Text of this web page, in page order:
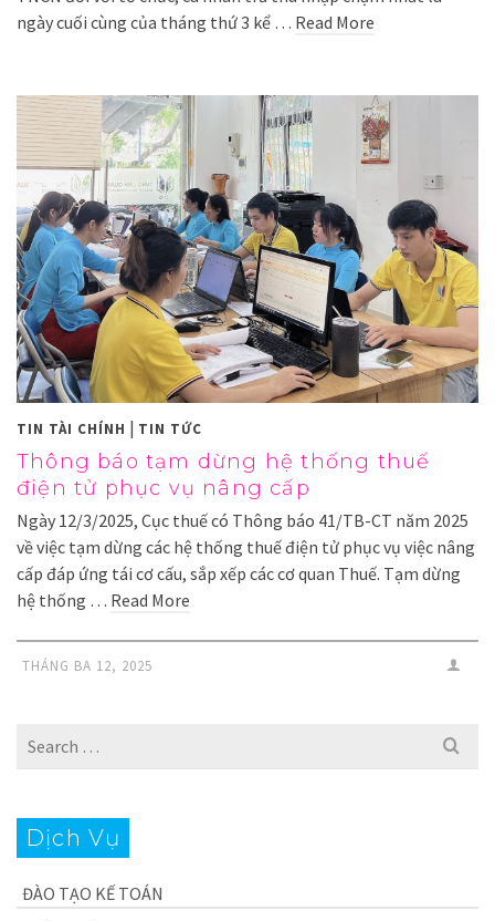
ngày cuối cùng của tháng thứ 3 kể … Read More
TIN TÀI CHÍNH | TIN TỨC
Thông báo tạm dừng hệ thống thuế
điện tử phục vụ nâng cấp
Ngày 12/3/2025, Cục thuế có Thông báo 41/TB-CT năm 2025
về việc tạm dừng các hệ thống thuế điện tử phục vụ việc nâng
cấp đáp ứng tái cơ cấu, sắp xếp các cơ quan Thuế. Tạm dừng
hệ thống … Read More
THÁNG BA 12, 2025
Search
Dịch Vụ
ĐÀO TẠO KẾ TOÁN